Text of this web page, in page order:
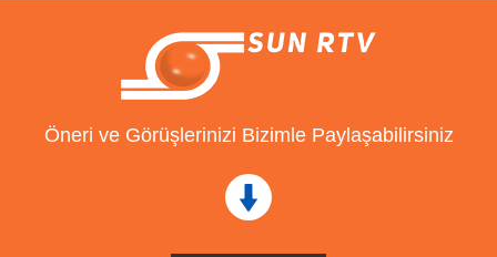
Öneri ve Görüşlerinizi Bizimle Paylaşabilirsiniz